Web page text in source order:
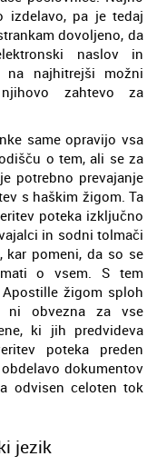
izdelavo, pa je tedaj
dovoljeno, da
naslov in
najhitrejši možni
zahtevo za
same opravijo vsa
o tem, ali se za
potrebno prevajanje
s haškim žigom. Ta
poteka izključno
in sodni tolmači
kar pomeni, da so se
o vsem. S tem
žigom sploh
ni obvezna za vse
ki jih predvideva
poteka preden
dokumentov
odvisen celoten tok
jezik